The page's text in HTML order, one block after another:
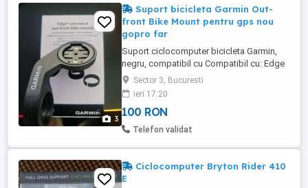
3
Suport bicicleta Garmin Out-
front Bike Mount pentru gps nou
gopro far
Suport ciclocomputer bicicleta Garmin,
negru, compatibil cu Compatibil cu: Edge
1040 Edge 1000 Edge 1030 Edge 130
Edge 130 Edge 20 Edge 25 Edge 510 Edge
520 Edge 520 Plus Edge 520 Plus Edge
530 Edge 800 Edge 810 Edge 820 Edge
830 Edge Explore Edge Explore 2 Edge
Sector 3, Bucuresti
ieri 17:20
100 RON
Telefon validat
Ciclocomputer Bryton Rider 410
E